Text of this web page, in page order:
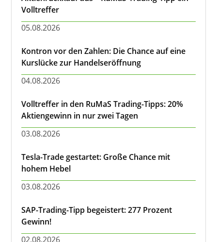
Volltreffer
05.08.2026
Kontron vor den Zahlen: Die Chance auf eine
Kurslücke zur Handelseröffnung
04.08.2026
Volltreffer in den RuMaS Trading-Tipps: 20%
Aktiengewinn in nur zwei Tagen
03.08.2026
Tesla-Trade gestartet: Große Chance mit
hohem Hebel
03.08.2026
SAP-Trading-Tipp begeistert: 277 Prozent
Gewinn!
02.08.2026